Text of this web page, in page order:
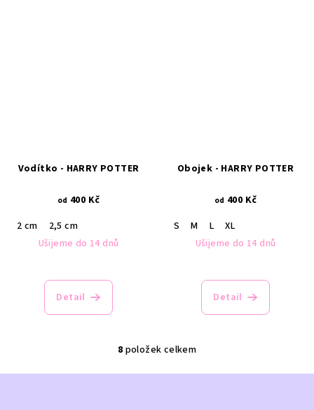
Vodítko - HARRY POTTER
od 400 Kč
2 cm
2,5 cm
Ušijeme do 14 dnů
Detail
Obojek - HARRY POTTER
od 400 Kč
S
M L
XL
Ušijeme do 14 dnů
Detail
O
v
8 položek celkem